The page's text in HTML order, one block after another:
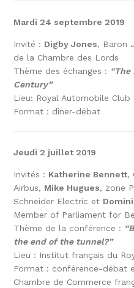
Mardi 24 septembre 2019
Invité : Digby Jones, Baron
de la Chambre des Lords
Thème des échanges : “The
Century”
Lieu: Royal Automobile Club
Format : dîner-débat
Jeudi 2 juillet 2019
Invités : Katherine Bennett,
Airbus, Mike Hugues, zone
Schneider Electric et
Member of Parliament for
Thème de la conférence :
the end of the tunnel?”
Lieu : Institut français du
Format : conférence-débat
Chambre de Commerce